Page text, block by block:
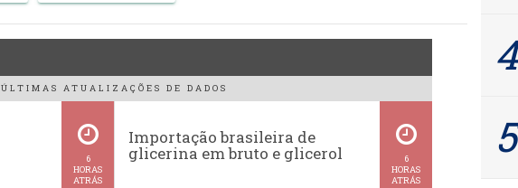
ÚLTIMAS ATUALIZAÇÕES DE DADOS
6
HORAS
ATRÁS
Importação brasileira de
glicerina em bruto e glicerol
6
HORAS
ATRÁS